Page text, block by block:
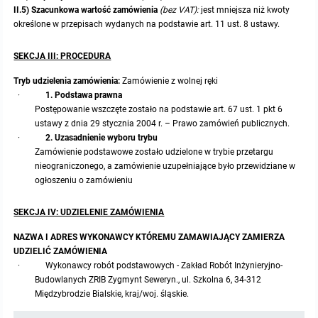
Protokoły z posiedzeń sesji 2015
Protokoły z posiedzeń sesji 2014
Protokoły z posiedzeń sesji 2013
Protokoły z posiedzeń sesji 2012
Protokoły z posiedzeń sesji 2011
Dyżury Przewodniczącego Rady Gminy
Zarządzenia w 2009
Oświadczenia kandydata
Informacja o wynikach naboru
Publicznie dostępny wykaz danych o środowisku
Rejestr działalności regulowanej
Roczne sprawozdania z gospodarki odpadami
Analiza stanu gospodarki odpadami
Okresowa ocena jakości wody
Kontrole
Przetargi
Platforma e-Zamówienia
Ogłoszenia dodatkowe
Odpowiedzi na zapytania
Plan Postępowań
II.5) Szacunkowa wartość zamówienia (bez VAT):jest mniejsza niż kwoty
określone w przepisach wydanych na podstawie art. 11 ust. 8 ustawy.
SEKCJA III: PROCEDURA
Tryb udzielenia zamówienia: Zamówienie z wolnej ręki
·
1. Podstawa prawna
Postępowanie wszczęte zostało na podstawie art. 67 ust. 1 pkt 6
ustawy z dnia 29 stycznia 2004 r. – Prawo zamówień publicznych.
·
2. Uzasadnienie wyboru trybu
Zamówienie podstawowe zostało udzielone w trybie przetargu
nieograniczonego, a zamówienie uzupełniające było przewidziane w
ogłoszeniu o zamówieniu
SEKCJA IV: UDZIELENIE ZAMÓWIENIA
NAZWA I ADRES WYKONAWCY KTÓREMU ZAMAWIAJĄCY ZAMIERZA
UDZIELIĆ ZAMÓWIENIA
·
Wykonawcy robót podstawowych - Zakład Robót Inżynieryjno-
Budowlanych ZRIB Zygmynt Seweryn., ul. Szkolna 6, 34-312
Międzybrodzie Bialskie, kraj/woj. śląskie.